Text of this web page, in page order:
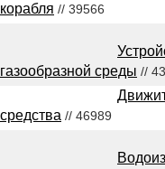
корабля // 39566
газообразной среды //
средства // 46989